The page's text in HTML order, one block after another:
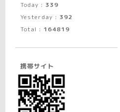
Today : 339
Yesterday : 392
Total : 164819
携帯サイト